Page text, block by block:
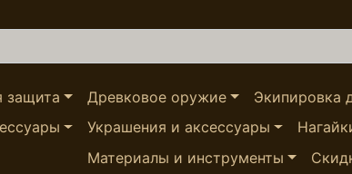
защита Древковое оружие Экипировка
Украшения и аксессуары
Материалы и инструменты